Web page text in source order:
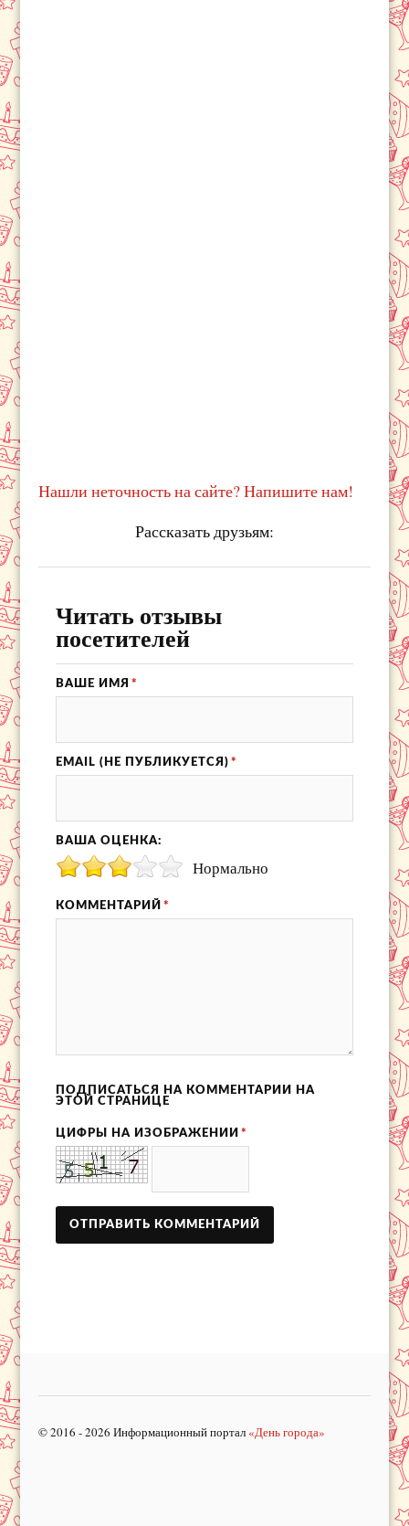
Нашли неточность на сайте? Напишите нам!
Рассказать друзьям:
Читать отзывы
посетителей
ВАШЕ ИМЯ *
EMAIL (НЕ ПУБЛИКУЕТСЯ) *
ВАША ОЦЕНКА:
Нормально
КОММЕНТАРИЙ *
ПОДПИСАТЬСЯ НА КОММЕНТАРИИ НА
ЭТОЙ СТРАНИЦЕ
ЦИФРЫ НА ИЗОБРАЖЕНИИ *
© 2016 - 2026 Информационный портал «День города»